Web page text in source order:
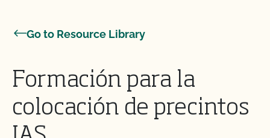
Go to Resource Library
Formación para la
colocación de precintos